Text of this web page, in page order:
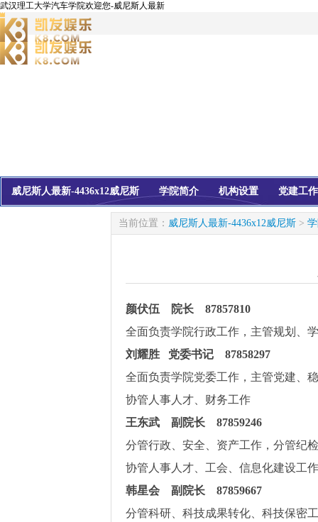
武汉理工大学汽车学院欢迎您-威尼斯人最新
威尼斯人最新-4436x12威尼斯 学院简介 机构设置 党建工作
当前位置： 威尼斯人最新-4436x12威尼斯 >
颜伏伍 院长 87857810
全面负责学院行政工作，主管规划、
刘耀胜 党委书记 87858297
全面负责学院党委工作，主管党建、
协管人事人才、财务工作
王东武 副院长 87859246
分管行政、安全、资产工作，分管纪
协管人事人才、工会、信息化建设工作
韩星会 副院长 87859667
分管科研、科技成果转化、科技保密